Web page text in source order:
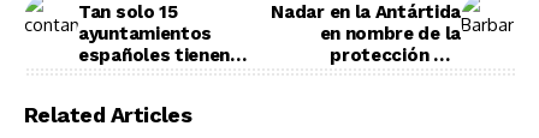
Tan solo 15
ayuntamientos
españoles tienen
aire
Nadar en la Antártida
en nombre de la
protección del
Related Articles